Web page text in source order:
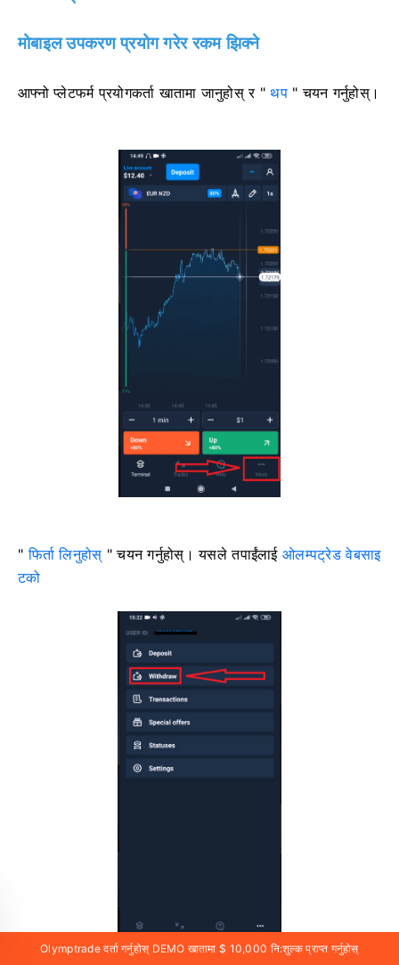
मोबाइल उपकरण प्रयोग गरेर रकम झिक्ने
आफ्नो प्लेटफर्म प्रयोगकर्ता खातामा जानुहोस् र "थप" चयन गर्नुहोस्।
"फिर्ता लिनुहोस् " चयन गर्नुहोस्। यसले तपाईंलाई ओलम्पट्रेड वेबसाइ
टको
Olymptrade दर्ता गर्नुहोस् DEMO खातामा $ 10,000 नि:शुल्क प्राप्त गर्नुहोस्